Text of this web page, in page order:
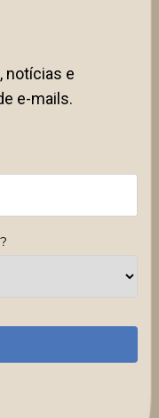
notícias e
e-mails.